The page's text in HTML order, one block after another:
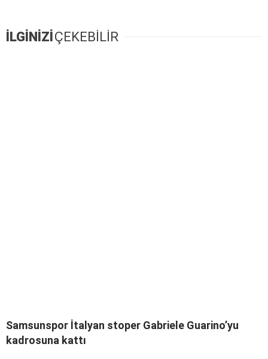
İLGİNİZİÇEKEBİLİR
Samsunspor İtalyan stoper Gabriele Guarino’yu
kadrosuna kattı